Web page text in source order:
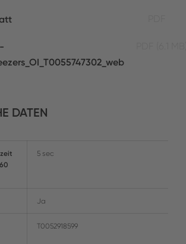
DATEN
5 sec
Ja
T0052918599